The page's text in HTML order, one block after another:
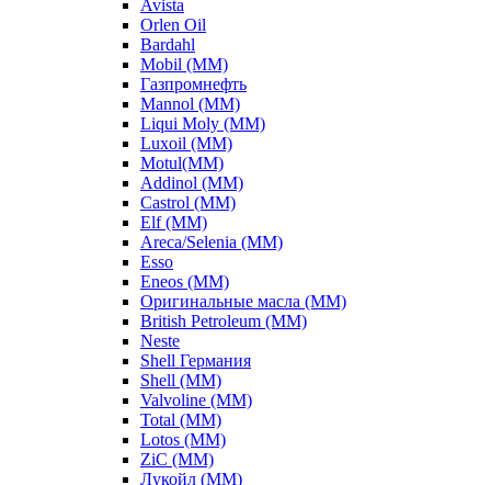
Avista
Orlen Oil
Bardahl
Mobil (ММ)
Газпромнефть
Mannol (ММ)
Liqui Moly (ММ)
Luxoil (ММ)
Motul(ММ)
Addinol (ММ)
Castrol (ММ)
Elf (ММ)
Areca/Selenia (ММ)
Esso
Eneos (ММ)
Оригинальные масла (ММ)
British Petroleum (ММ)
Neste
Shell Германия
Shell (ММ)
Valvoline (ММ)
Total (ММ)
Lotos (ММ)
ZiC (ММ)
Лукойл (ММ)